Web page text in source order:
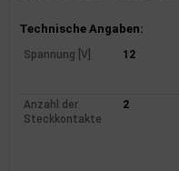
Produktinformationen
Technische Angaben:
Spannung [V] 12
Anzahl der
Steckkontakte
2